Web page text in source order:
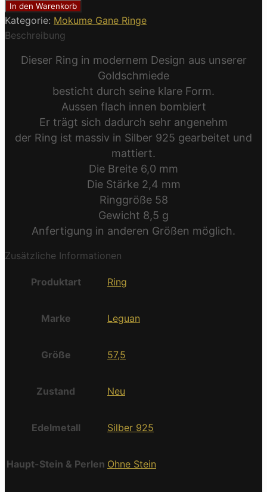
In den Warenkorb
Kategorie: Mokume Gane Ringe
Beschreibung
Dieser Ring in modernem Design aus unserer
Goldschmiede
besticht durch seine klare Form.
Aussen flach innen bombiert
Er trägt sich dadurch sehr angenehm
der Ring ist massiv in Silber 925 gearbeitet und
mattiert.
Die Breite 6,0 mm
Die Stärke 2,4 mm
Ringgröße 58
Gewicht 8,5 g
Anfertigung in anderen Größen möglich.
Zusätzliche Informationen
Produktart Ring
Marke Leguan
Größe 57,5
Zustand Neu
Edelmetall Silber 925
Haupt-Stein & Perlen Ohne Stein